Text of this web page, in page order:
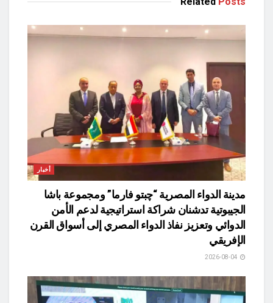
أخبار
مدينة الدواء المصرية “چبتو فارما” ومجموعة باشا
الجيبوتية تدشنان شراكة استراتيجية لدعم الأمن
الدوائي وتعزيز نفاذ الدواء المصري إلى أسواق القرن
الإفريقي